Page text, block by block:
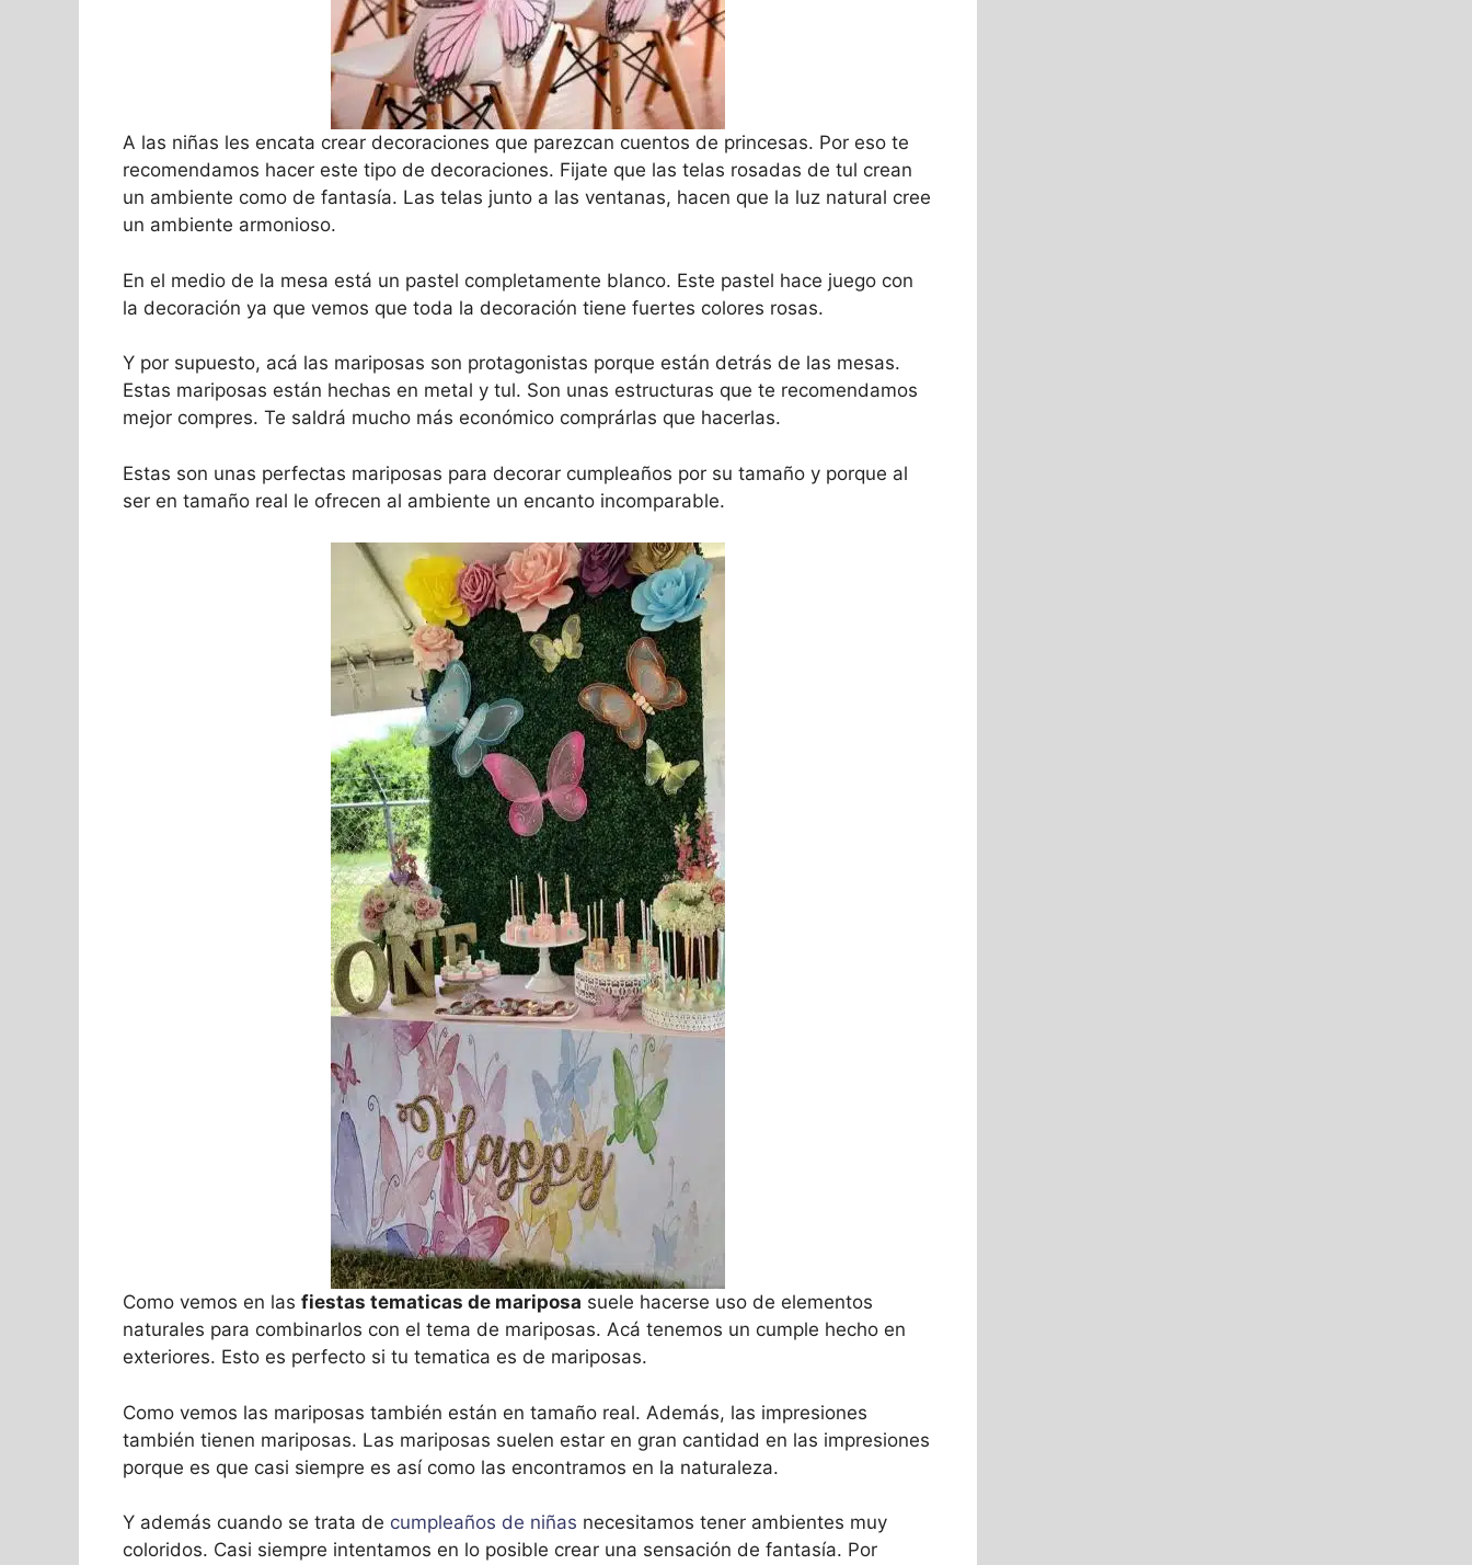
A las niñas les encata crear decoraciones que parezcan cuentos de princesas. Por eso te
recomendamos hacer este tipo de decoraciones. Fijate que las telas rosadas de tul crean
un ambiente como de fantasía. Las telas junto a las ventanas, hacen que la luz natural cree
un ambiente armonioso.
En el medio de la mesa está un pastel completamente blanco. Este pastel hace juego con
la decoración ya que vemos que toda la decoración tiene fuertes colores rosas.
Y por supuesto, acá las mariposas son protagonistas porque están detrás de las mesas.
Estas mariposas están hechas en metal y tul. Son unas estructuras que te recomendamos
mejor compres. Te saldrá mucho más económico comprárlas que hacerlas.
Estas son unas perfectas mariposas para decorar cumpleaños por su tamaño y porque al
ser en tamaño real le ofrecen al ambiente un encanto incomparable.
Como vemos en las fiestas tematicas de mariposa suele hacerse uso de elementos
naturales para combinarlos con el tema de mariposas. Acá tenemos un cumple hecho en
exteriores. Esto es perfecto si tu tematica es de mariposas.
Como vemos las mariposas también están en tamaño real. Además, las impresiones
también tienen mariposas. Las mariposas suelen estar en gran cantidad en las impresiones
porque es que casi siempre es así como las encontramos en la naturaleza.
Y además cuando se trata de cumpleaños de niñas necesitamos tener ambientes muy
coloridos. Casi siempre intentamos en lo posible crear una sensación de fantasía. Por